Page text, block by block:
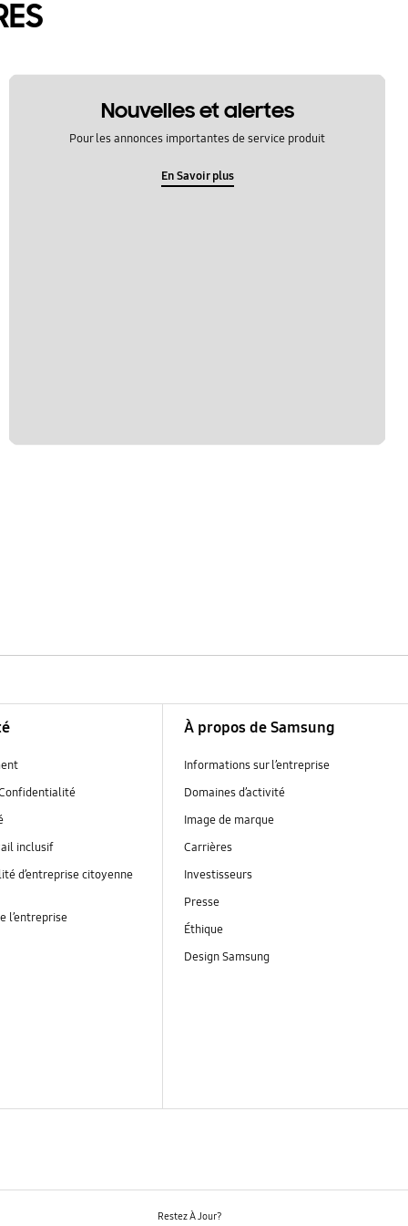
Nouvelles et alertes
Pour les annonces importantes de service produit
En Savoir plus
inclusif
d’entreprise citoyenne
l’entreprise
À propos de Samsung
Informations sur l’entreprise
Domaines d’activité
Image de marque
Carrières
Investisseurs
Presse
Éthique
Design Samsung
Restez À Jour?